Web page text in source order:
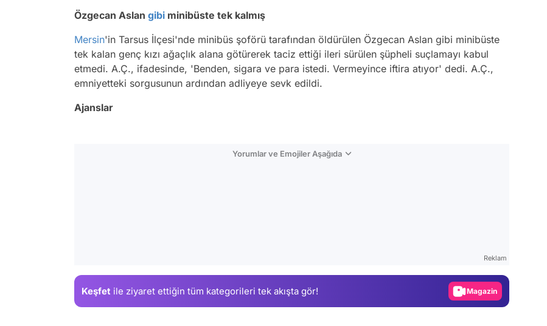
Özgecan Aslan gibi minibüste tek kalmış
Mersin'in Tarsus İlçesi'nde minibüs şoförü tarafından öldürülen Özgecan Aslan gibi minibüste
tek kalan genç kızı ağaçlık alana götürerek taciz ettiği ileri sürülen şüpheli suçlamayı kabul
etmedi. A.Ç., ifadesinde, 'Benden, sigara ve para istedi. Vermeyince iftira atıyor' dedi. A.Ç.,
emniyetteki sorgusunun ardından adliyeye sevk edildi.
Ajanslar
Yorumlar ve Emojiler Aşağıda
Reklam
Keşfet ile ziyaret ettiğin tüm kategorileri tek akışta gör! Magazin